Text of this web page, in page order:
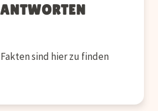
sind hier zu finden